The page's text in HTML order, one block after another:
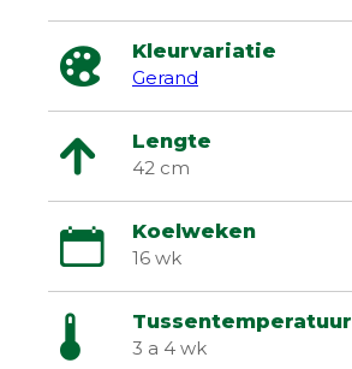
Kleurvariatie
Gerand
Lengte
42 cm
Koelweken
16 wk
Tussentemperatuur
3 a 4 wk